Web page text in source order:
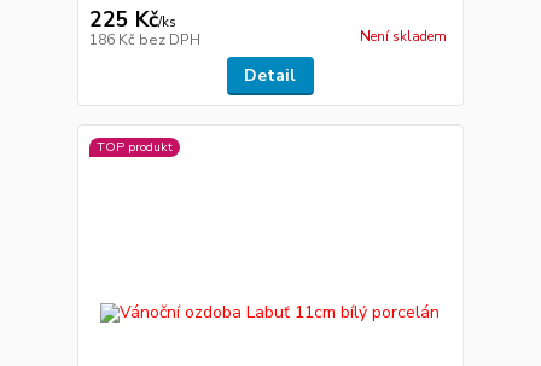
225 Kč/ks
186 Kč bez DPH Není skladem
Detail
TOP produkt